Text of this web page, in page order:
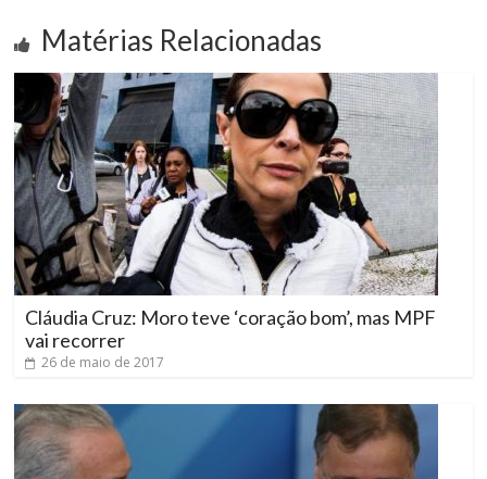
Matérias Relacionadas
Cláudia Cruz: Moro teve ‘coração bom’, mas MPF
vai recorrer
26 de maio de 2017